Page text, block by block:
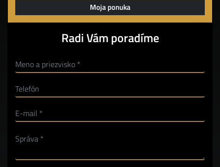
Moja ponuka
Radi Vám poradíme